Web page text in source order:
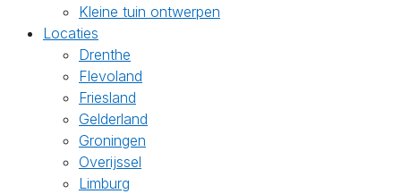
Kleine tuin ontwerpen
Locaties
Drenthe
Flevoland
Friesland
Gelderland
Groningen
Overijssel
Limburg